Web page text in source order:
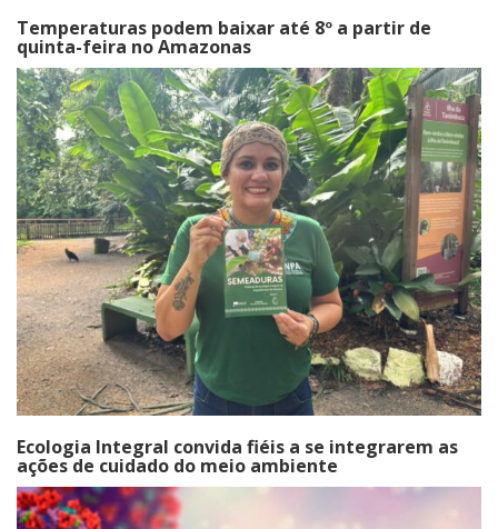
Temperaturas podem baixar até 8º a partir de
quinta-feira no Amazonas
Ecologia Integral convida fiéis a se integrarem as
ações de cuidado do meio ambiente